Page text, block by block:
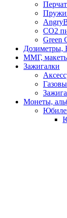
CO2
Green
Дозиметры,
ММГ,
Зажигалки
Монеты,